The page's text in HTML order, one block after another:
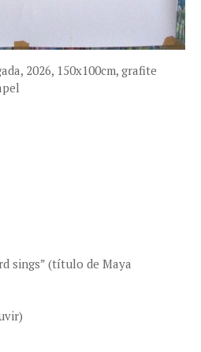
2026, 150x100cm, grafite
sings” (título de Maya